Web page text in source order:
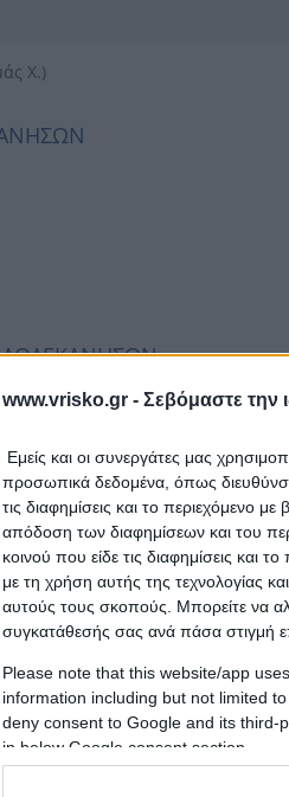
www.vrisko.gr - Σεβόμαστε την
Εμείς και οι συνεργάτες μας
προσωπικά δεδομένα, όπως
τις διαφημίσεις και το περιεχόμενο
απόδοση των διαφημίσεων και του
κοινού που είδε τις διαφημίσεις και
με τη χρήση αυτής της τεχνολογίας
αυτούς τους σκοπούς. Μπορείτε να
συγκατάθεσής σας ανά πάσα στιγμή
Please note that this website/app
information including but not limited
deny consent to Google and its
in below Google consent section.
Χ.)
ΔΩΔΕΚΑΝΗΣΩΝ